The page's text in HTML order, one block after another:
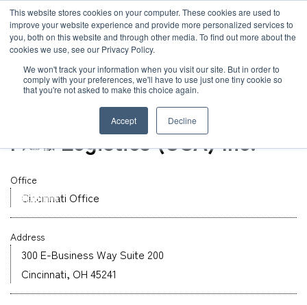
This website stores cookies on your computer. These cookies are used to
improve your website experience and provide more personalized services to
you, both on this website and through other media. To find out more about the
cookies we use, see our Privacy Policy.
We won't track your information when you visit our site. But in order to
comply with your preferences, we'll have to use just one tiny cookie so
that you're not asked to make this choice again.
Accept Decline
お知らせ
グローバルネットワーク
企業情報
採用情報
サービス
お客様事例
TOP グローバルネットワーク MOL Logistics (USA) Inc.
オフィス
MOL Logistics (USA) Inc.
Office
Cincinnati Office
Address
300 E-Business Way Suite 200
Cincinnati, OH 45241